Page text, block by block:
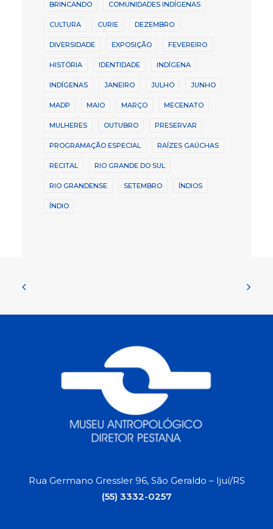
BRINCANDO COMUNIDADES INDÍGENAS
CULTURA CURIE DEZEMBRO
DIVERSIDADE EXPOSIÇÃO FEVEREIRO
HISTÓRIA IDENTIDADE INDÍGENA
INDÍGENAS JANEIRO JULHO JUNHO
MADP MAIO MARÇO MECENATO
MULHERES OUTUBRO PRESERVAR
PROGRAMAÇÃO ESPECIAL RAÍZES GAÚCHAS
RECITAL RIO GRANDE DO SUL
RIO GRANDENSE SETEMBRO ÍNDIOS
ÍNDIO
Rua Germano Gressler 96, São Geraldo – Ijuí/RS
(55) 3332-0257